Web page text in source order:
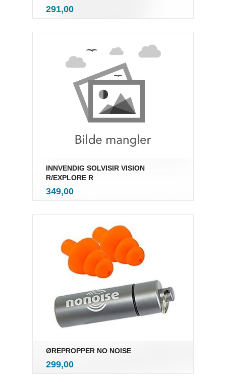
Pris
291,00mva.
INNVENDIG SOLVISIR VISION
R/EXPLORE R
Pris
349,00mva.
ØREPROPPER NO NOISE
Pris
299,00mva.